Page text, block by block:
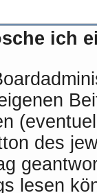
ich
des
lesen